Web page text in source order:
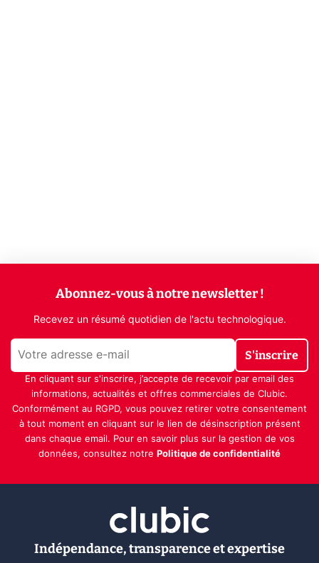
Abonnez-vous à notre newsletter !
Recevez un résumé quotidien de l'actu technologique.
S'inscrire
En cliquant sur s'inscrire, j’accepte de recevoir par email des
informations, actualités et offres commerciales de Clubic.
Conformément au RGPD, vous pouvez retirer votre consentement
à tout moment en cliquant sur le lien de désinscription présent
dans chaque email. Pour en savoir plus sur la gestion de vos
données, consultez notre Politique de confidentialité
Indépendance, transparence et expertise